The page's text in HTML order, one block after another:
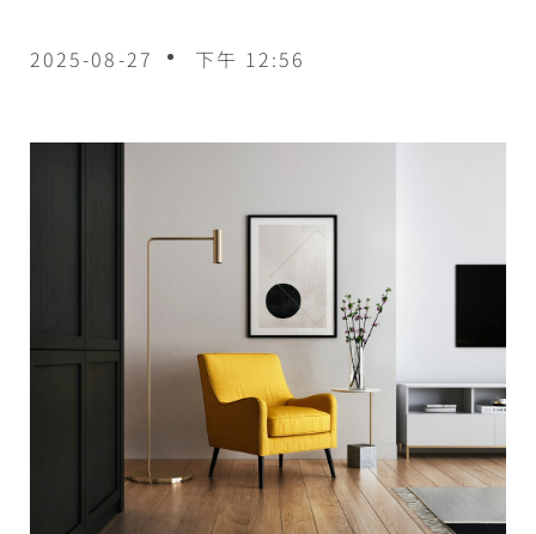
2025-08-27 下午 12:56